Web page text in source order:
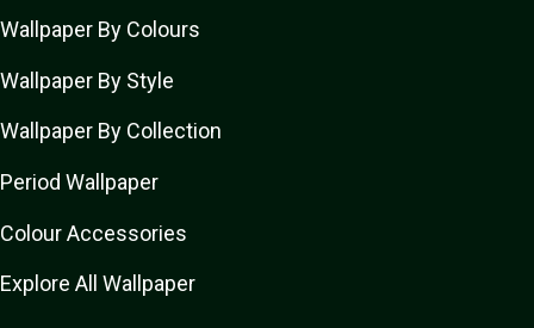
Wallpaper By Colours
Wallpaper By Style
Wallpaper By Collection
Period Wallpaper
Colour Accessories
Explore All Wallpaper